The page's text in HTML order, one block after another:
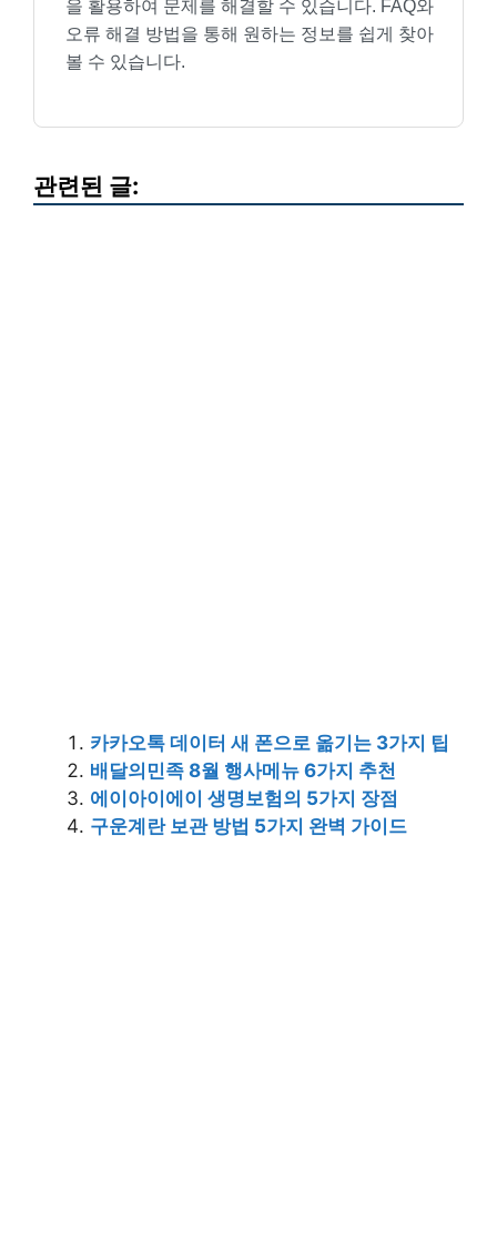
을 활용하여 문제를 해결할 수 있습니다. FAQ와
오류 해결 방법을 통해 원하는 정보를 쉽게 찾아
볼 수 있습니다.
관련된 글:
카카오톡 데이터 새 폰으로 옮기는 3가지 팁
배달의민족 8월 행사메뉴 6가지 추천
에이아이에이 생명보험의 5가지 장점
구운계란 보관 방법 5가지 완벽 가이드